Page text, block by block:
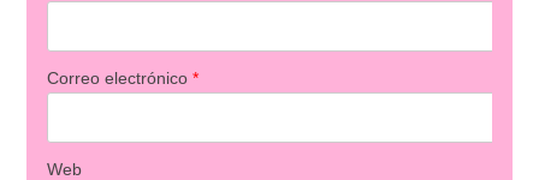
Correo electrónico *
Web